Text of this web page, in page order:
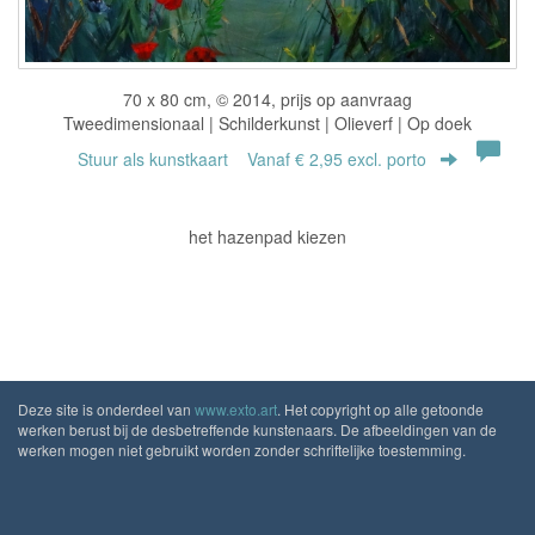
70 x 80 cm, © 2014, prijs op aanvraag
Tweedimensionaal | Schilderkunst | Olieverf | Op doek
Stuur als kunstkaart Vanaf € 2,95 excl. porto
het hazenpad kiezen
Deze site is onderdeel van www.exto.art. Het copyright op alle getoonde
werken berust bij de desbetreffende kunstenaars. De afbeeldingen van de
werken mogen niet gebruikt worden zonder schriftelijke toestemming.